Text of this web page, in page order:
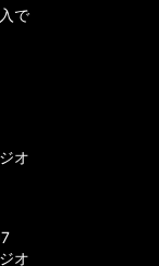
で
オ
オ